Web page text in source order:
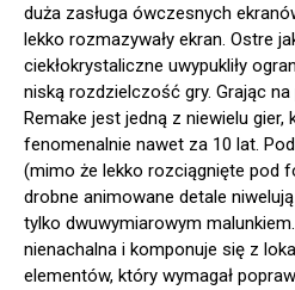
duża zasługa ówczesnych
lekko rozmazywały ekran. Ostre
ciekłokrystaliczne uwypukliły
niską rozdzielczość gry. Grając
Remake jest jedną z niewielu
fenomenalnie nawet za 10 lat.
(mimo że lekko rozciągnięte pod
drobne animowane detale
tylko dwuwymiarowym
nienachalna i komponuje się z
elementów, który wymagał